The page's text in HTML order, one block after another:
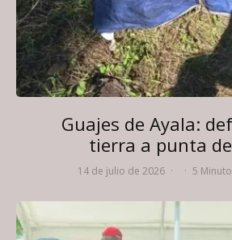
Guajes de Ayala:
tierra a punta
14 de julio de 2026 · · 5